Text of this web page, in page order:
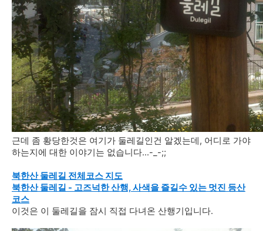
근데 좀 황당한것은 여기가 둘레길인건 알겠는데, 어디로 가야
하는지에 대한 이야기는 없습니다...-_-;;
북한산 둘레길 전체코스 지도
북한산 둘레길 - 고즈넉한 산행, 사색을 즐길수 있는 멋진 등산
코스
이것은 이 둘레길을 잠시 직접 다녀온 산행기입니다.